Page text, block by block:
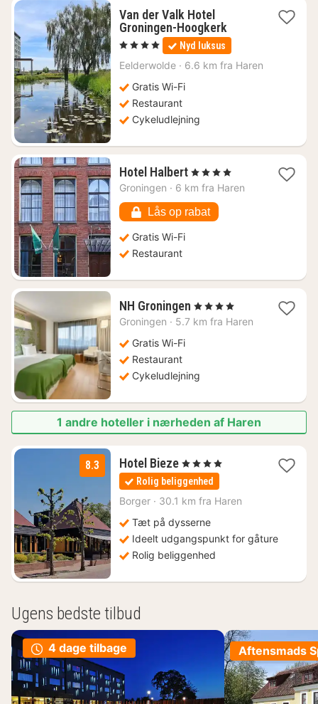
Van der Valk Hotel
Groningen-Hoogkerk1
nat
fra
544
, 4 Stjerner Nyd luksus
Eelderwolde · 6.6 km fra Haren
Gratis Wi-Fi
Restaurant
Cykeludlejning
Hotel Halbert1
nat
758
kr.
, 4 Stjerner
Groningen · 6 km fra Haren
Lås op rabat
Gratis Wi-Fi
Restaurant
NH Groningen 1
nat
, 4 Stjerner
Groningen · 5.7 km fra Haren
Gratis Wi-Fi
Restaurant
Cykeludlejning
1 andre hoteller i nærheden af Haren
8.3 Hotel Bieze3
nætter
fra
622
, 4 Stjerner
Rolig beliggenhed
Borger · 30.1 km fra Haren
Tæt på dysserne
Ideelt udgangspunkt for gåture
Rolig beliggenhed
Ugens bedste tilbud
4 dage tilbage Aftensmads